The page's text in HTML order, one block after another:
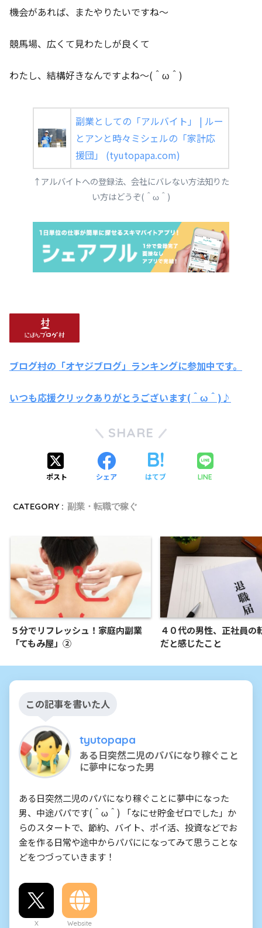
機会があれば、またやりたいですね～
競馬場、広くて見わたしが良くて
わたし、結構好きなんですよね～(＾ω＾)
副業としての「アルバイト」 | ルー
とアンと時々ミシェルの「家計応
援団」 (tyutopapa.com)
↑アルバイトへの登録法、会社にバレない方法知りた
い方はどうぞ(＾ω＾)
ブログ村の「オヤジブログ」ランキングに参加中です。
いつも応援クリックありがとうございます(＾ω＾)♪
SHARE
ポスト シェア はてブ LINE
CATEGORY : 副業・転職で稼ぐ
５分でリフレッシュ！家庭内副業
「てもみ屋」②
４０代の男性、正社員の
だと感じたこと
この記事を書いた人
tyutopapa
ある日突然二児のパパになり稼ぐこと
に夢中になった男
ある日突然二児のパパになり稼ぐことに夢中になった
男、中途パパです(＾ω＾) 「なにせ貯金ゼロでした」か
らのスタートで、節約、バイト、ポイ活、投資などでお
金を作る日常や途中からパパにになってみて思うことな
どをつづっていきます！
X Website